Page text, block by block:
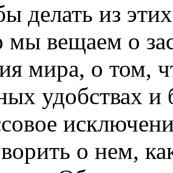
делать из
мы вещаем о
мира, о том,
удобствах и
о нем,